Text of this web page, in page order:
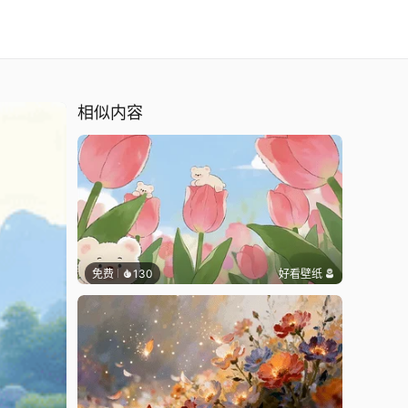
相似内容
免费 130 好看壁纸